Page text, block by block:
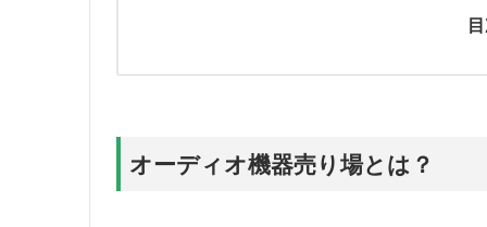
オーディオ機器売り場とは？